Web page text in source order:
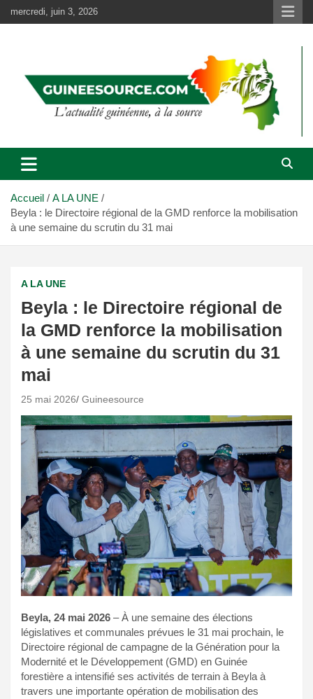
au
mercredi, juin 3, 2026
Accueil
A LA UNE
Beyla : le Directoire régional de la GMD renforce la mobilisation
à une semaine du scrutin du 31 mai
A LA UNE
Beyla : le Directoire régional de
la GMD renforce la mobilisation
à une semaine du scrutin du 31
mai
25 mai 2026 Guineesource
Beyla, 24 mai 2026 – À une semaine des élections
législatives et communales prévues le 31 mai prochain, le
Directoire régional de campagne de la Génération pour la
Modernité et le Développement (GMD) en Guinée
forestière a intensifié ses activités de terrain à Beyla à
travers une importante opération de mobilisation des